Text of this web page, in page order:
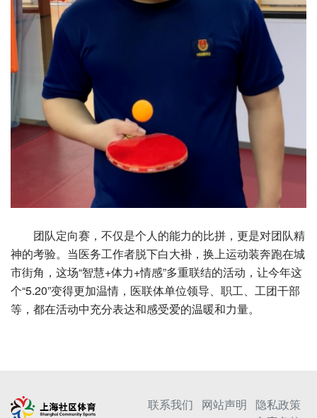
团队定向赛，不仅是个人的能力的比拼，更是对团队精
神的考验。当医务工作者脱下白大褂，换上运动装奔跑在城
市街角，这场“智慧+体力+情感”多重联结的活动，让今年这
个“5.20”变得更加温情，医联体单位领导、职工、工团干部
等，都在活动中充分表达和感受爱的温暖和力量。
联系我们 网站声明
隐私政策